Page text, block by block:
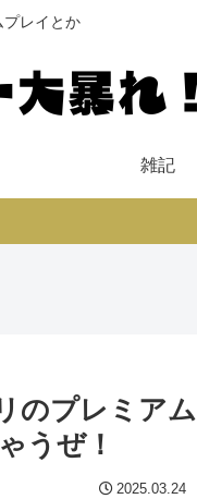
プレイとか
雑記
のプレミアム
うぜ！
2025.03.24